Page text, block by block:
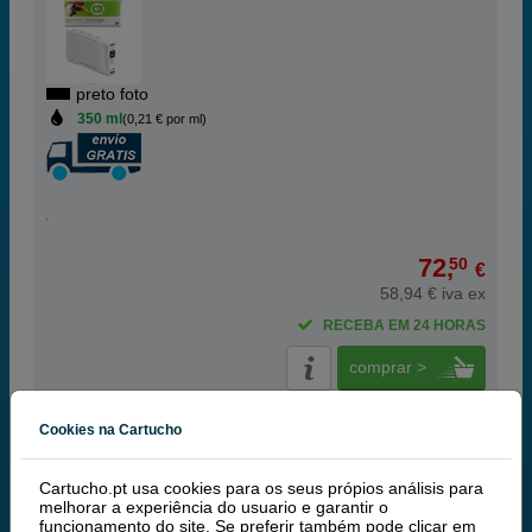
preto foto
350 ml (0,21 € por ml)
72,50 €
58,94 € iva ex
RECEBA EM 24 HORAS
comprar >
Q-Nomic
Artigo recomendado!| Qualidade e
rendimento | Garantía 100%
Cookies na Cartucho
Cartucho.pt usa cookies para os seus própios análisis para
melhorar a experiência do usuario e garantir o
funcionamento do site. Se preferir também pode clicar em